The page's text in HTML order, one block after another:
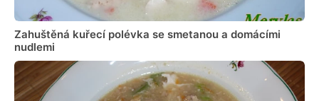
Zahuštěná kuřecí polévka se smetanou a domácími
nudlemi